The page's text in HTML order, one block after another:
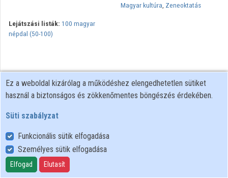
Magyar kultúra, Zeneoktatás
Lejátszási listák: 100 magyar
népdal (50-100)
Felhasználói szabályzat
Adatkezelési tájékoztató
Süti szabályzat
Ez a weboldal kizárólag a működéshez elengedhetetlen sütiket
használ a biztonságos és zökkenőmentes böngészés érdekében.
Süti szabályzat
Funkcionális sütik elfogadása
Személyes sütik elfogadása
Elfogad Elutasít